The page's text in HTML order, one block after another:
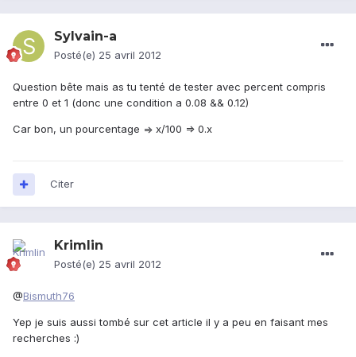
Sylvain-a
Posté(e) 25 avril 2012
Question bête mais as tu tenté de tester avec percent compris
entre 0 et 1 (donc une condition a 0.08 && 0.12)
Car bon, un pourcentage => x/100 => 0.x
Citer
Krimlin
Posté(e) 25 avril 2012
@Bismuth76
Yep je suis aussi tombé sur cet article il y a peu en faisant mes
recherches :)